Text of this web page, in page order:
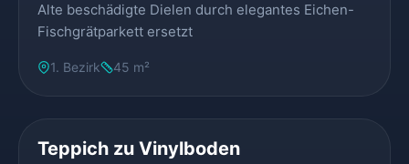
Alte beschädigte Dielen durch elegantes Eichen-
Fischgrätparkett ersetzt
1. Bezirk 45 m²
Teppich zu Vinylboden